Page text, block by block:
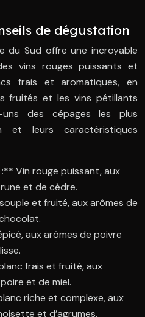
de dégustation
du Sud offre une incroyable
vins rouges puissants et
frais et aromatiques, en
fruités et les vins pétillants
uns des cépages les plus
et leurs caractéristiques
Vin rouge puissant, aux
et de cèdre.
et fruité, aux arômes de
aux arômes de poivre
frais et fruité, aux
et de miel.
riche et complexe, aux
et d’agrumes.